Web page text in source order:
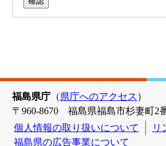
福島県庁 （県庁へのアクセス ）
〒960-8670 福島県福島市杉妻町2
個人情報の取り扱いについて
リ
福島県の広告事業について